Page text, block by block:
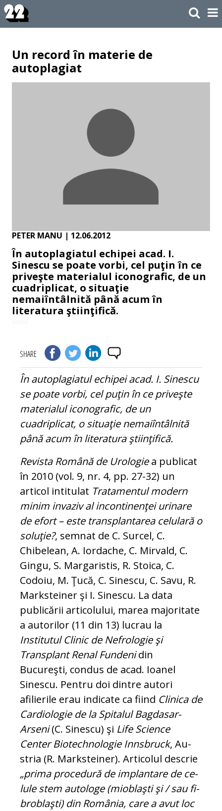
Un record în materie de
autoplagiat
PETER MANU | 12.06.2012
În autoplagiatul echipei acad. I.
Sinescu se poate vorbi, cel puţin în ce
priveşte materialul iconografic, de un
cuadriplicat, o situaţie
nemaiîntâlnită până acum în
literatura ştiinţifică.
SHARE
În autoplagiatul echipei acad. I. Sinescu
se poate vorbi, cel puţin în ce priveşte
materialul iconografic, de un
cuadriplicat, o situaţie nemaiîntâlnită
până acum în literatura ştiinţifică.
Revista Română de Urologiea publicat
în 2010 (vol. 9, nr. 4, pp. 27-32) un
articol intitulat Tratamentul modern
minim in­vaziv al incontinenţei urinare
de efort – este transplantarea celulară o
soluţie?, semnat de C. Surcel, C.
Chibelean, A. Ior­dache, C. Mirvald, C.
Gingu, S. Mar­ga­ristis, R. Stoica, C.
Codoiu, M. Ţucă, C. Si­nescu, C. Savu, R.
Marksteiner şi I. Si­nescu. La data
publicării articolului, ma­rea majoritate
a autorilor (11 din 13) lu­crau la
Institutul Clinic de Nefrologie şi
Transplant Renal Fundenidin
Bucureşti, condus de acad. Ioanel
Sinescu. Pentru doi dintre autori
afilierile erau indicate ca fiind Clinica de
Cardiologie de la Spitalul Bagdasar-
Arseni(C. Sinescu) şi Life Sci­ence
Center Biotechnologie Innsbruck, Au­
stria (R. Marksteiner). Articolul descrie
„prima procedură de implantare de ce­
lule stem autologe (mioblaşti şi / sau fi­
broblaşti) din România, care a avut loc